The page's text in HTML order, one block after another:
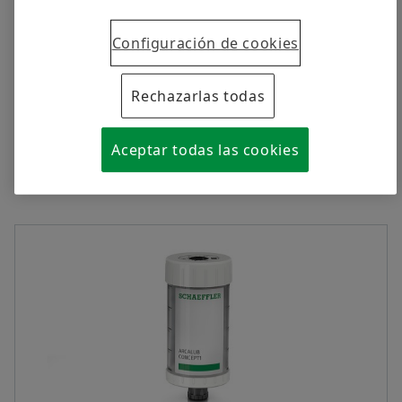
Forwarding to the web shop
16-02-2026 | INSTRUCCIONES (MONTAJE, FUNCIONAMIENTO)
EWELLIX Limit Switch
Configuración de cookies
Rechazarlas todas
Aceptar todas las cookies